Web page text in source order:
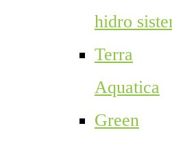
hidro
Terra
Aquatica
Green